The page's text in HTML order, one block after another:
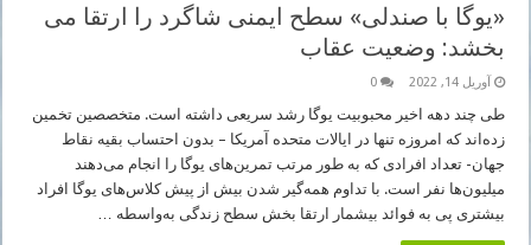
«یوگا با صندلی» سطح ایمنی شاگرد را ارتقا می
بخشد: وضعیت عقاب
آوریل 14, 2022 0
طی چند دهه اخیر محبوبیت یوگا رشد سریعی داشته است. متخصصین تخمین
زده‌اند که امروزه تنها در ایالات متحده آمریکا – بدون احتساب بقیه نقاط
جهان- تعداد افرادی که به طور مرتب تمرین‌های یوگا را انجام می‌دهند
میلیون‌ها نفر است. با تداوم همه‌گیر شدن بیش از پیش کلاس‌های یوگا افراد
بیشتری پی به فوائد بیشمار ارتقا بخش سطح زندگی به‌واسطه …